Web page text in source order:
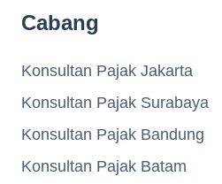
Cabang
Konsultan Pajak Jakarta
Konsultan Pajak Surabaya
Konsultan Pajak Bandung
Konsultan Pajak Batam